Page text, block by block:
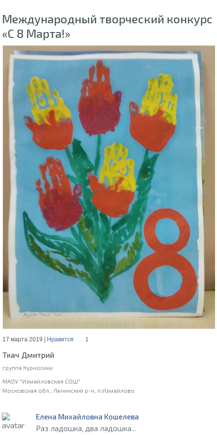
Международный творческий конкурс
«С 8 Марта!»
17 марта 2019 | Нравится 1
Ткач Дмитрий
группа Курносики
МАОУ "Измайловская СОШ"
Московская обл., Ленинский р-н, п.Измайлово
Елена Михайловна Кошелева
Раз ладошка, два ладошка...